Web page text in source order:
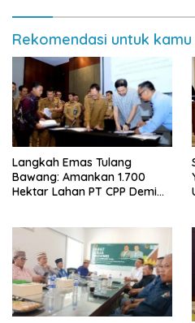
Rekomendasi untuk kamu
Langkah Emas Tulang
Bawang: Amankan 1.700
Hektar Lahan PT CPP Demi